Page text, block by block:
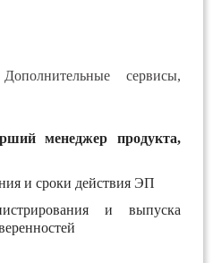
сервисы,
менеджер продукта,
и сроки действия ЭП
и выпуска